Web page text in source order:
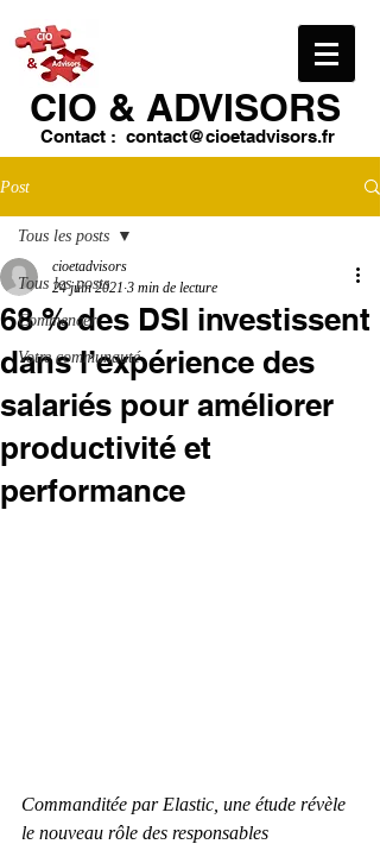
CIO & ​ADVISORS
Contact : contact@cioetadvisors.fr
Post
Tous les posts
Commencer
Votre communauté
Tous les posts
68 % des DSI investissent
dans l’expérience des
salariés pour améliorer
productivité et
performance
cioetadvisors
24 juin 2021 3 min de lecture
Commanditée par Elastic, une étude révèle
le nouveau rôle des responsables